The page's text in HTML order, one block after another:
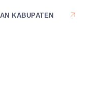
KABUPATEN